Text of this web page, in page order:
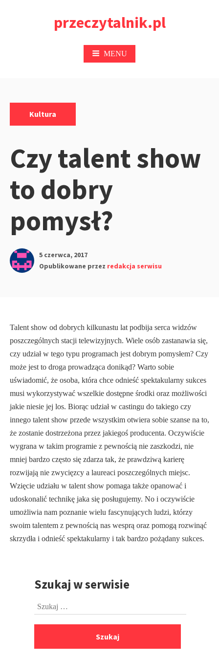
przeczytalnik.pl
MENU
Kultura
Czy talent show
to dobry
pomysł?
5 czerwca, 2017
Opublikowane przez redakcja serwisu
Talent show od dobrych kilkunastu lat podbija serca widzów
poszczególnych stacji telewizyjnych. Wiele osób zastanawia się,
czy udział w tego typu programach jest dobrym pomysłem? Czy
może jest to droga prowadząca donikąd? Warto sobie
uświadomić, że osoba, która chce odnieść spektakularny sukces
musi wykorzystywać wszelkie dostępne środki oraz możliwości
jakie niesie jej los. Biorąc udział w castingu do takiego czy
innego talent show przede wszystkim otwiera sobie szanse na to,
że zostanie dostrzeżona przez jakiegoś producenta. Oczywiście
wygrana w takim programie z pewnością nie zaszkodzi, nie
mniej bardzo często się zdarza tak, że prawdziwą karierę
rozwijają nie zwycięzcy a laureaci poszczególnych miejsc.
Wzięcie udziału w talent show pomaga także opanować i
udoskonalić technikę jaka się posługujemy. No i oczywiście
umożliwia nam poznanie wielu fascynujących ludzi, którzy
swoim talentem z pewnością nas wesprą oraz pomogą rozwinąć
skrzydła i odnieść spektakularny i tak bardzo pożądany sukces.
PrzejdźSzukaj w serwisie
Szukaj: